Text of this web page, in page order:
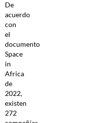
De
acuerdo
con
el
documento
Space
in
Africa
de
2022,
existen
272